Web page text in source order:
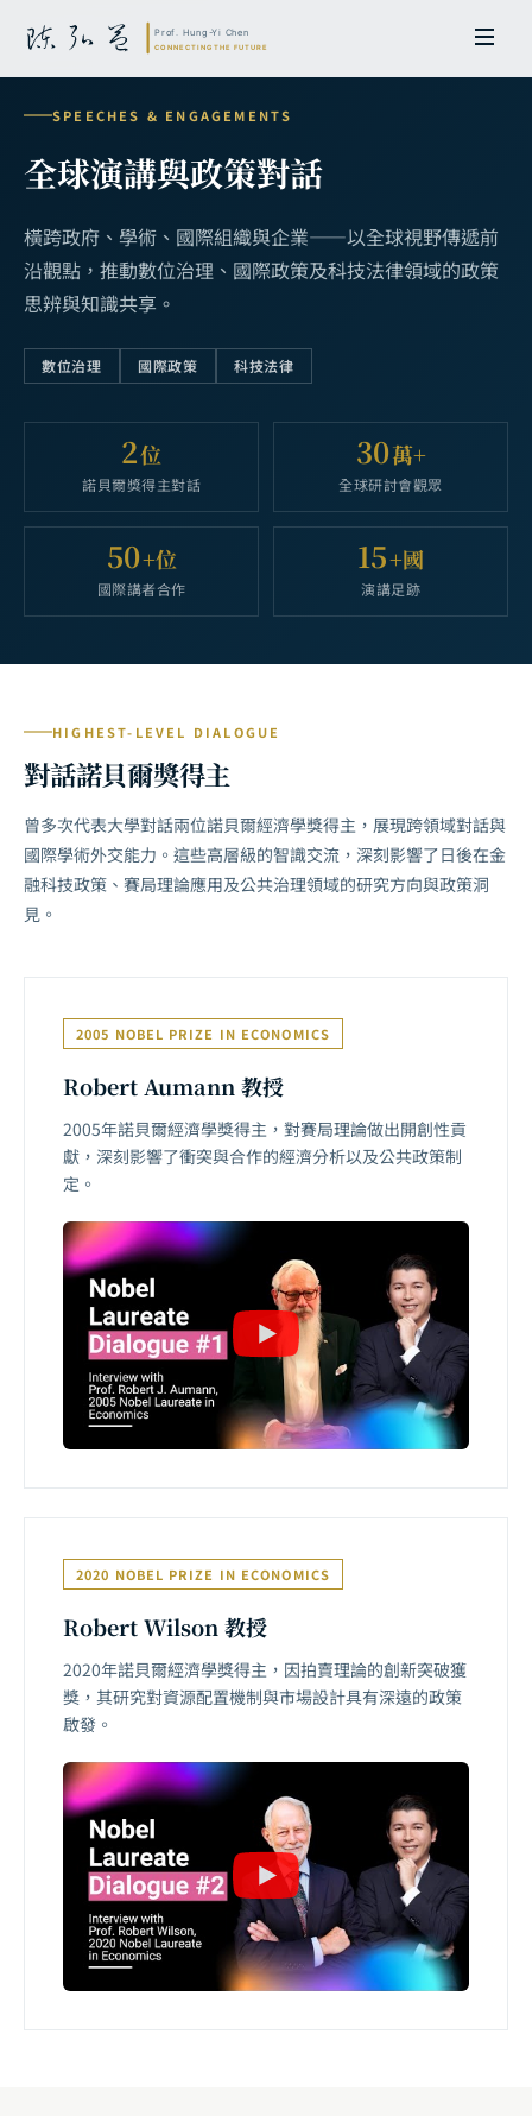
SPEECHES & ENGAGEMENTS
全球演講與政策對話
橫跨政府、學術、國際組織與企業——以全球視野傳遞前
沿觀點，推動數位治理、國際政策及科技法律領域的政策
思辨與知識共享。
數位治理 國際政策 科技法律
2位
諾貝爾獎得主對話
30萬+
全球研討會觀眾
50+位
國際講者合作
15+國
演講足跡
HIGHEST-LEVEL DIALOGUE
對話諾貝爾獎得主
曾多次代表大學對話兩位諾貝爾經濟學獎得主，展現跨領域對話與
國際學術外交能力。這些高層級的智識交流，深刻影響了日後在金
融科技政策、賽局理論應用及公共治理領域的研究方向與政策洞
見。
2005 NOBEL PRIZE IN ECONOMICS
Robert Aumann 教授
2005年諾貝爾經濟學獎得主，對賽局理論做出開創性貢
獻，深刻影響了衝突與合作的經濟分析以及公共政策制
定。
2020 NOBEL PRIZE IN ECONOMICS
Robert Wilson 教授
2020年諾貝爾經濟學獎得主，因拍賣理論的創新突破獲
獎，其研究對資源配置機制與市場設計具有深遠的政策
啟發。